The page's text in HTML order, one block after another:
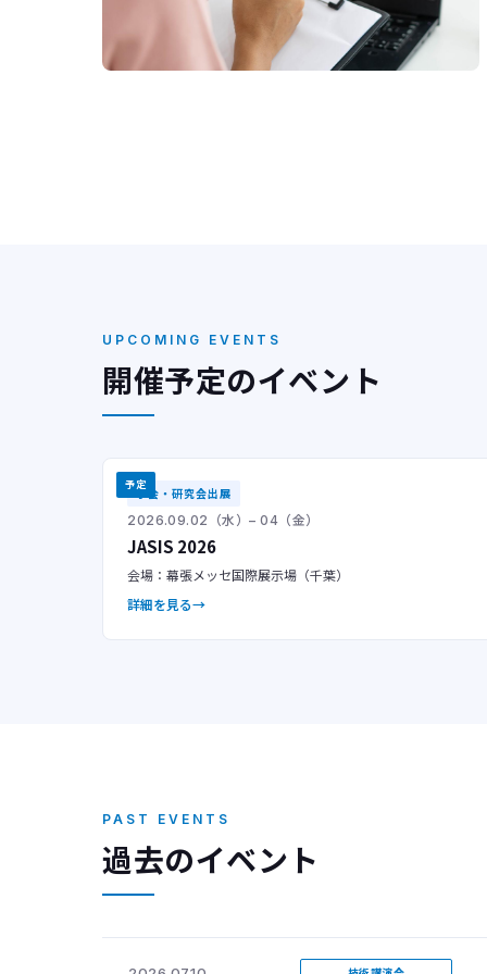
UPCOMING EVENTS
開催予定のイベント
予定
学会・研究会出展
2026.09.02（水）– 04（金）
JASIS 2026
会場：幕張メッセ国際展示場（千葉）
詳細を見る
PAST EVENTS
過去のイベント